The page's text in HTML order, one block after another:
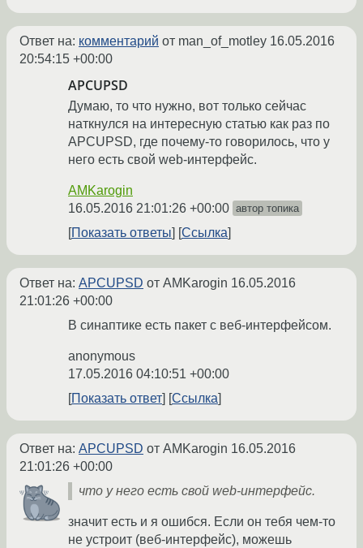
Ответ на: комментарий от man_of_motley 16.05.2016
20:54:15 +00:00
APCUPSD
Думаю, то что нужно, вот только сейчас
наткнулся на интересную статью как раз по
APCUPSD, где почему-то говорилось, что у
него есть свой web-интерфейс.
AMKarogin
16.05.2016 21:01:26 +00:00 автор топика
Показать ответы Ссылка
Ответ на: APCUPSD от AMKarogin 16.05.2016
21:01:26 +00:00
В синаптике есть пакет с веб-интерфейсом.
anonymous
17.05.2016 04:10:51 +00:00
Показать ответ
Ссылка
Ответ на: APCUPSD от AMKarogin 16.05.2016
21:01:26 +00:00
что у него есть свой web-интерфейс.
значит есть и я ошибся. Если он тебя чем-то
не устроит (веб-интерфейс), можешь